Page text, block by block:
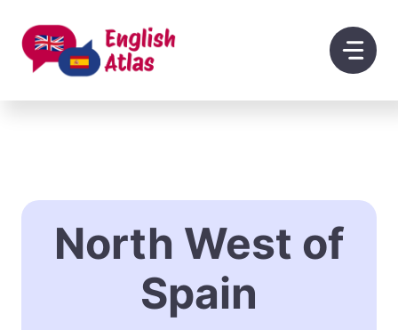
contenido
North West of
Spain